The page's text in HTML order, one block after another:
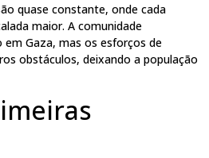
quase constante, onde cada
maior. A comunidade
Gaza, mas os esforços de
obstáculos, deixando a população